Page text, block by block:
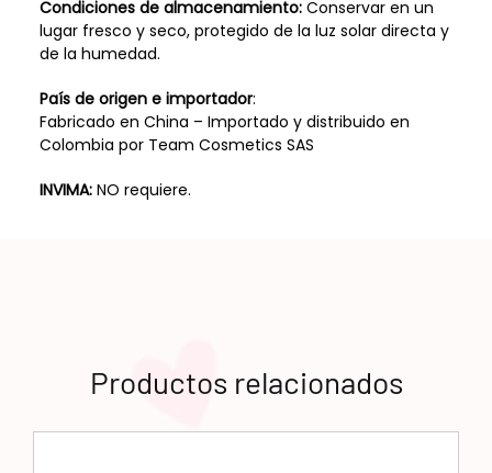
Condiciones de almacenamiento:Conservar en un
lugar fresco y seco, protegido de la luz solar directa y
de la humedad.
País de origen e importador:
Fabricado en China – Importado y distribuido en
Colombia por Team Cosmetics SAS
INVIMA:NO requiere.
Productos relacionados